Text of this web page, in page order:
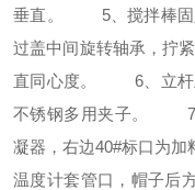
垂直。 5、搅拌棒固
过盖中间旋转轴承，拧
直同心度。 6、立杆
不锈钢多用夹子。 7
凝器，右边40#标口为
温度计套管口，帽子后